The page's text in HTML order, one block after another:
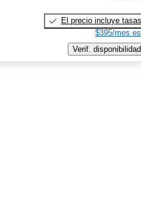
El precio incluye tasas
$395/mes
Verif. disponibilidad